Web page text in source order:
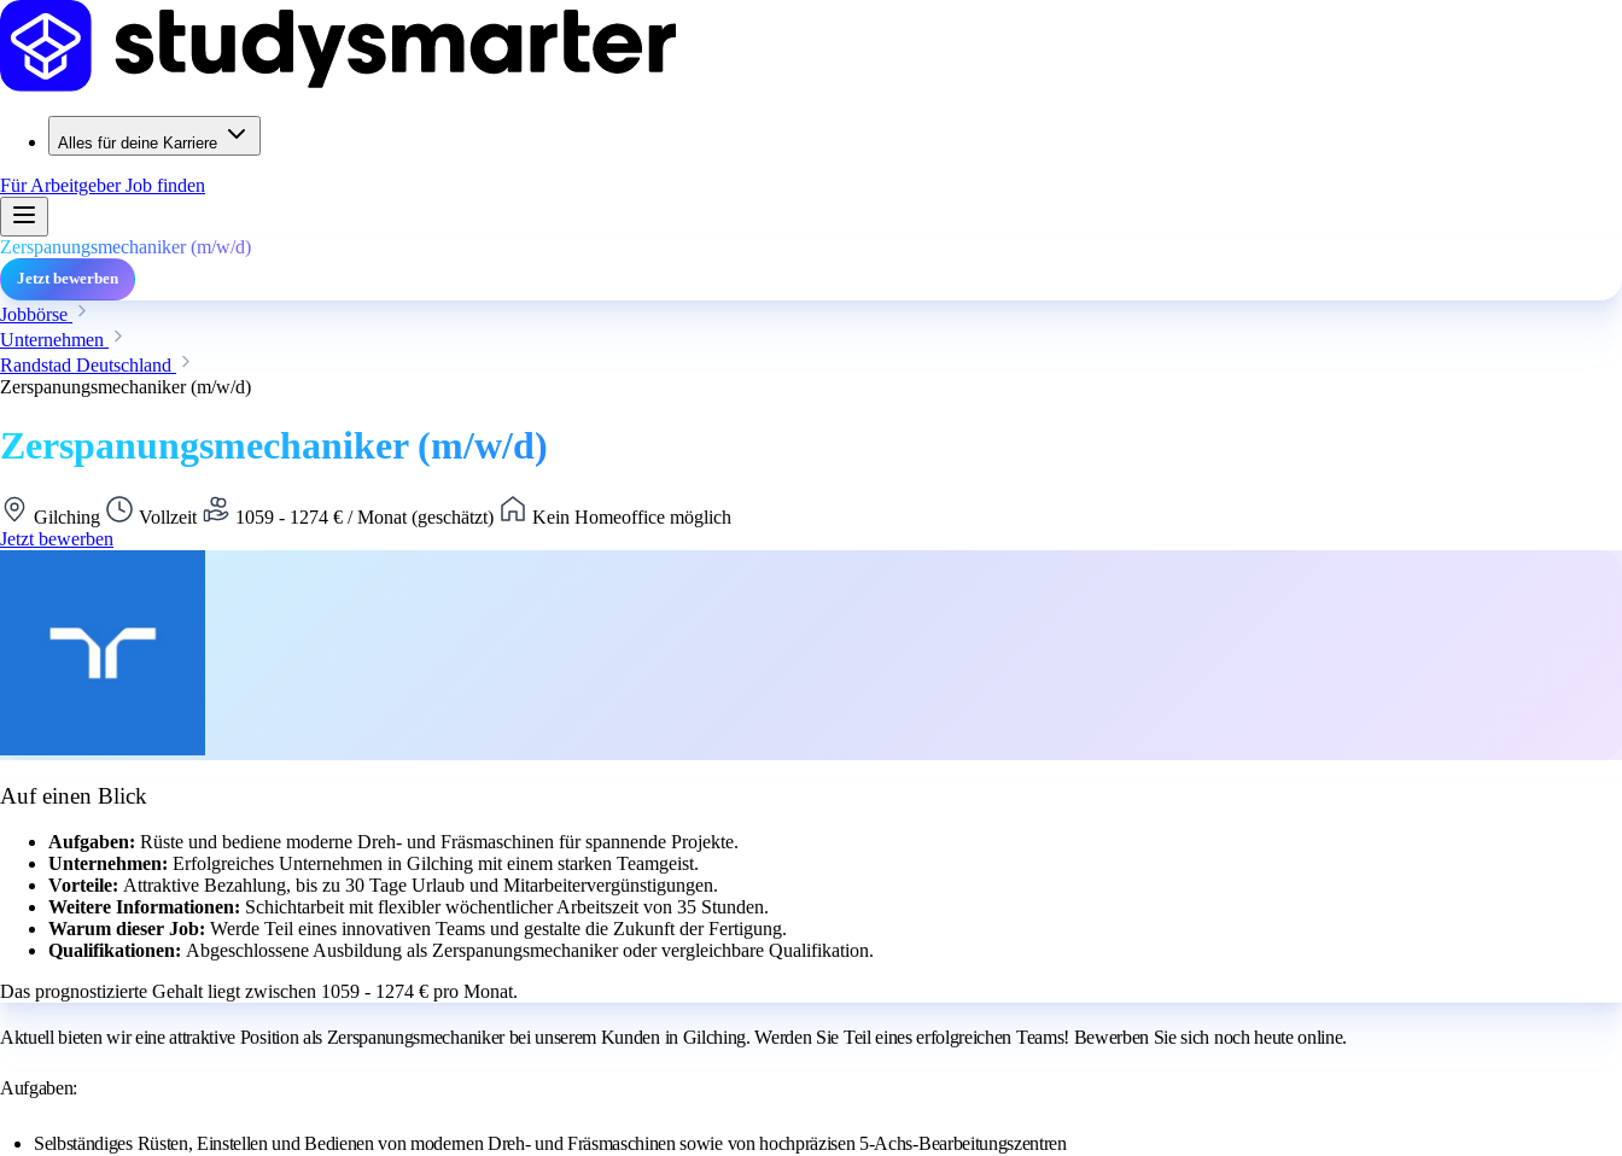
Alles für deine Karriere
Für ArbeitgeberJob finden
Zerspanungsmechaniker (m/w/d)
Jetzt bewerben
Jobbörse
Unternehmen
Randstad Deutschland
Zerspanungsmechaniker (m/w/d)
Zerspanungsmechaniker (m/w/d)
Gilching Vollzeit 1059 - 1274 € / Monat (geschätzt)
Kein Homeoffice möglich
Jetzt bewerben
Auf einen Blick
Aufgaben: Rüste und bediene moderne Dreh- und Fräsmaschinen für spannende Projekte.
Unternehmen: Erfolgreiches Unternehmen in Gilching mit einem starken Teamgeist.
Vorteile: Attraktive Bezahlung, bis zu 30 Tage Urlaub und Mitarbeitervergünstigungen.
Weitere Informationen: Schichtarbeit mit flexibler wöchentlicher Arbeitszeit von 35 Stunden.
Warum dieser Job: Werde Teil eines innovativen Teams und gestalte die Zukunft der Fertigung.
Qualifikationen: Abgeschlossene Ausbildung als Zerspanungsmechaniker oder vergleichbare Qualifikation.
Das prognostizierte Gehalt liegt zwischen 1059 - 1274 € pro Monat.
Aktuell bieten wir eine attraktive Position als Zerspanungsmechaniker bei unserem Kunden in Gilching. Werden Sie Teil eines erfolgreichen Teams! Bewerben Sie sich noch heute online.
Aufgaben:
Selbständiges Rüsten, Einstellen und Bedienen von modernen Dreh- und Fräsmaschinen sowie von hochpräzisen 5-Achs-Bearbeitungszentren